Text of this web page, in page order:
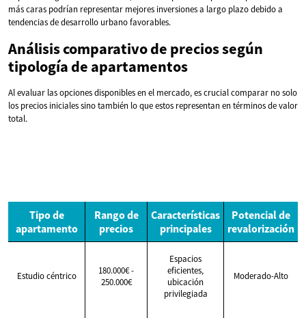
más caras podrían representar mejores inversiones a largo plazo debido a
tendencias de desarrollo urbano favorables.
Análisis comparativo de precios según
tipología de apartamentos
Al evaluar las opciones disponibles en el mercado, es crucial comparar no solo
los precios iniciales sino también lo que estos representan en términos de valor
total.
Tipo de
apartamento
Rango de
precios
Características
principales
Potencial de
revalorización
Estudio céntrico
180.000€ -
250.000€
Espacios
eficientes,
ubicación
privilegiada
Moderado-Alto